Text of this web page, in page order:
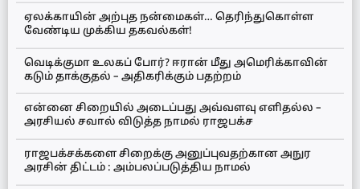
ஏலக்காயின் அற்புத நன்மைகள்… தெரிந்துகொள்ள
வேண்டிய முக்கிய தகவல்கள்!
வெடிக்குமா உலகப் போர்? ஈரான் மீது அமெரிக்காவின்
கடும் தாக்குதல் – அதிகரிக்கும் பதற்றம்
என்னை சிறையில் அடைப்பது அவ்வளவு எளிதல்ல –
அரசியல் சவால் விடுத்த நாமல் ராஜபக்ச
ராஜபக்சக்களை சிறைக்கு அனுப்புவதற்கான அநுர
அரசின் திட்டம் : அம்பலப்படுத்திய நாமல்